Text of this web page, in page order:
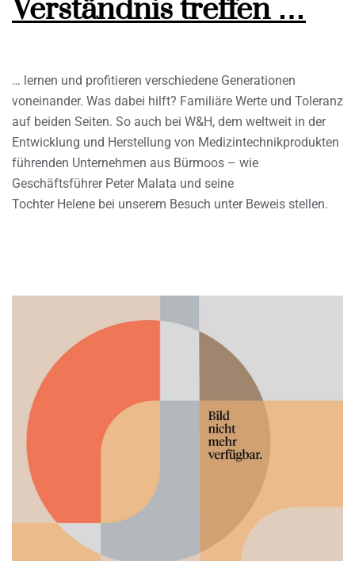
Verständnis treffen …
… lernen und profitieren verschiedene Generationen
voneinander. Was dabei hilft? Familiäre Werte und Toleranz
auf beiden Seiten. So auch bei W&H, dem weltweit in der
Entwicklung und Herstellung von Medizintechnikprodukten
führenden Unternehmen aus Bürmoos – wie
Geschäftsführer Peter Malata und seine
Tochter Helene bei unserem Besuch unter Beweis stellen.